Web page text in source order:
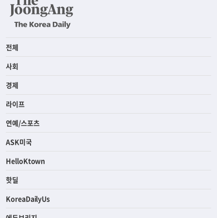
전체
사회
경제
라이프
연예/스포츠
ASK미국
HelloKtown
핫딜
KoreaDailyUs